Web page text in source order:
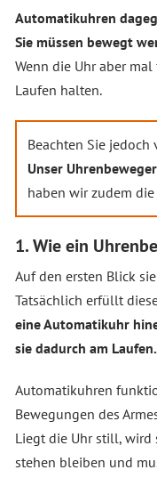
Automatikuhren
Sie müssen bewegt
Wenn die Uhr aber
Laufen halten.
Beachten Sie
Unser
haben wir zudem
1. Wie ein
Auf den ersten Blick
Tatsächlich erfüllt
eine Automatikuhr
sie dadurch am Laufen.
Automatikuhren
Bewegungen des
Liegt die Uhr still, wird
stehen bleiben und